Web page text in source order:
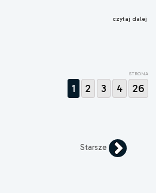
czytaj dalej
STRONA
1 2 3 4 26
Starsze